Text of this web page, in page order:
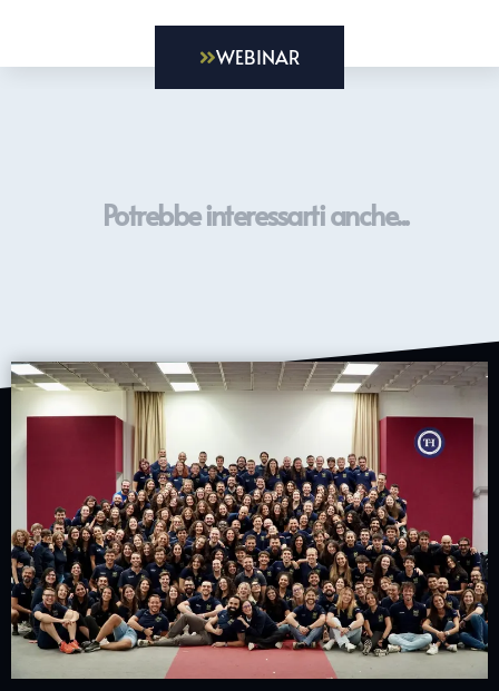
WEBINAR
Potrebbe interessarti anche...